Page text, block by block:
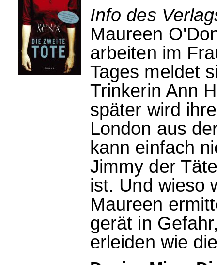
Info des
Maureen
arbeiten im
Tages meldet
Trinkerin Ann
später wird
London aus
kann einfach
Jimmy der
ist. Und wieso
Maureen
gerät in
erleiden wie